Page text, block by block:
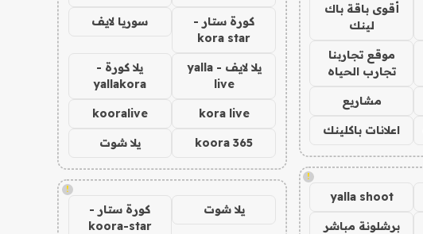
أقوى باقة باك
لينك
موقع تجاربنا
تجارب الحياه
مشاريع
اعلانات باكلينك
!
yalla shoot
برشلونة مباشر
كورة ستار -
kora star
سوريا لايف
يلا لايف - yalla
live
يلا كورة -
yallakora
kora live
kooralive
koora 365 يلا شوت
!
يلا شوت
كورة ستار -
koora-star